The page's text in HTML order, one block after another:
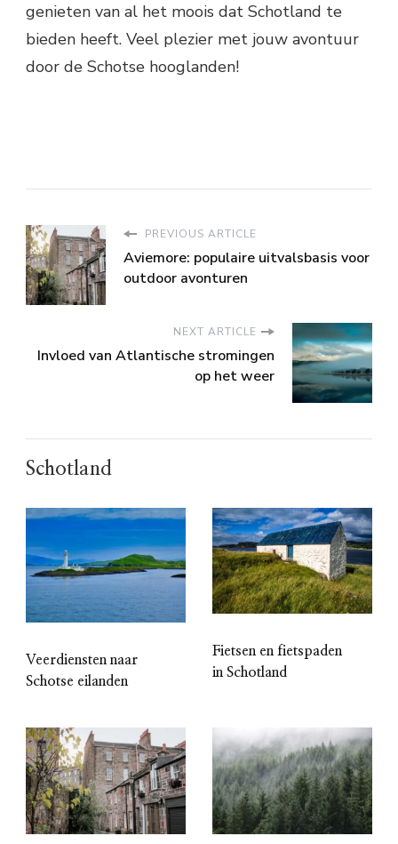
genieten van al het moois dat Schotland te
bieden heeft. Veel plezier met jouw avontuur
door de Schotse hooglanden!
PREVIOUS ARTICLE
Aviemore: populaire uitvalsbasis voor
outdoor avonturen
NEXT ARTICLE
Invloed van Atlantische stromingen
op het weer
Schotland
Veerdiensten naar
Schotse eilanden
Fietsen en fietspaden
in Schotland